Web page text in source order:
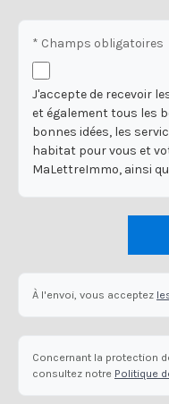
* Champs obligatoires
J'accepte de recevoir
et également tous les
bonnes idées, les
habitat pour vous et
MaLettreImmo, ainsi
À l'envoi, vous acceptez
Concernant la protection
consultez notre Politique